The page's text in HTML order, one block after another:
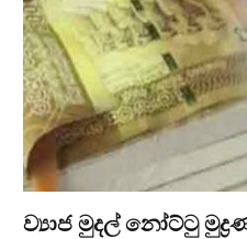
ව්‍යාජ මුදල් නෝට්ටු